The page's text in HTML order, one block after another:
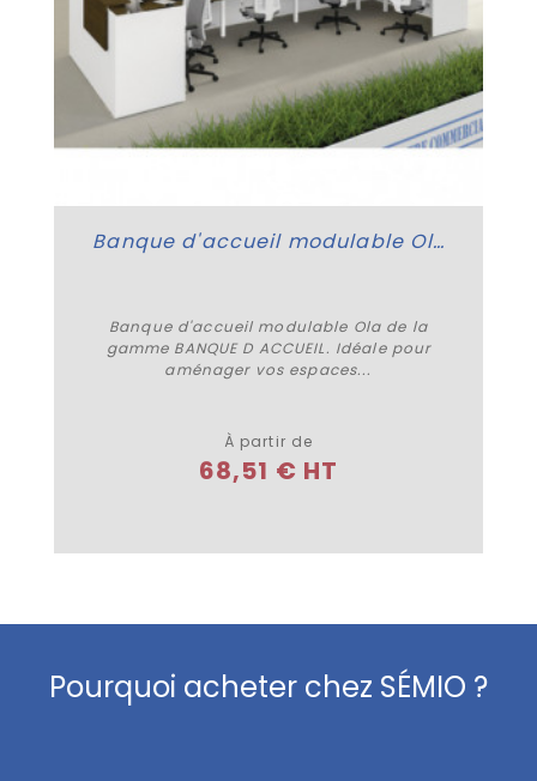
Banque d'accueil modulable Ola
Banque d'accueil modulable Ola de la
gamme BANQUE D ACCUEIL. Idéale pour
aménager vos espaces...
À partir de
68,51 € HT
Pourquoi acheter chez SÉMIO ?